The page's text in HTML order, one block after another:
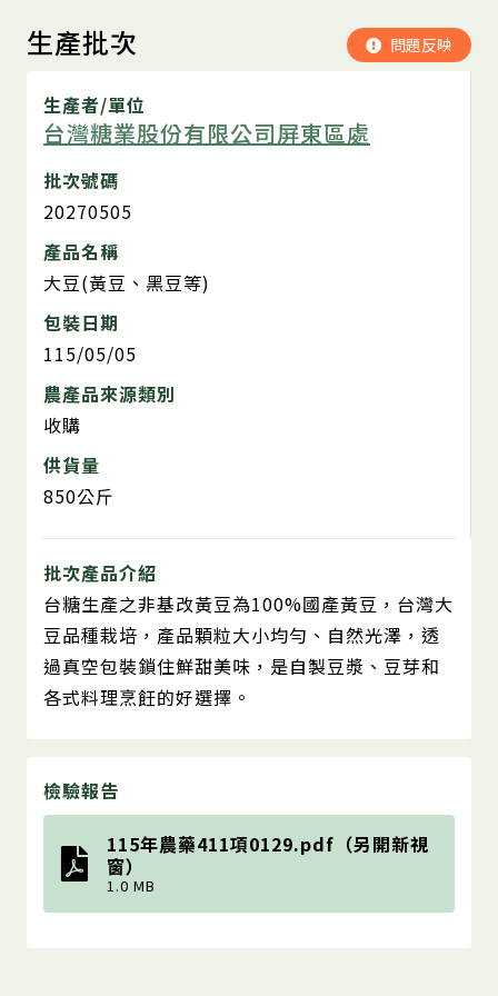
生產批次 問題反映
生產者/單位
台灣糖業股份有限公司屏東區處
批次號碼
20270505
產品名稱
大豆(黃豆、黑豆等)
包裝日期
115/05/05
農產品來源類別
收購
供貨量
850公斤
批次產品介紹
台糖生產之非基改黃豆為100%國產黃豆，台灣大
豆品種栽培，產品顆粒大小均勻、自然光澤，透
過真空包裝鎖住鮮甜美味，是自製豆漿、豆芽和
各式料理烹飪的好選擇。
檢驗報告
115年農藥411項0129.pdf（另開新視
窗）
1.0 MB